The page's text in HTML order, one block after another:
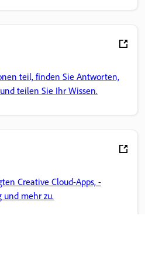
teil, finden Sie Antworten,
teilen Sie Ihr Wissen.
Creative Cloud-Apps, -
und mehr zu.